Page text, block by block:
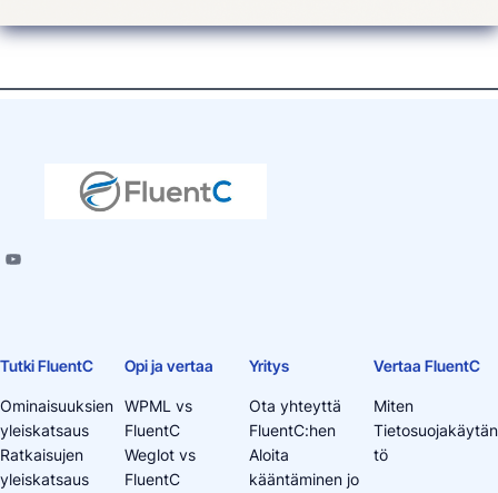
Tutki FluentC
Ominaisuuksien
yleiskatsaus
Ratkaisujen
yleiskatsaus
Opi ja vertaa
WPML vs
FluentC
Weglot vs
FluentC
Yritys
Ota yhteyttä
FluentC:hen
Aloita
kääntäminen jo
Vertaa FluentC
Miten
Tietosuojakäytän
tö